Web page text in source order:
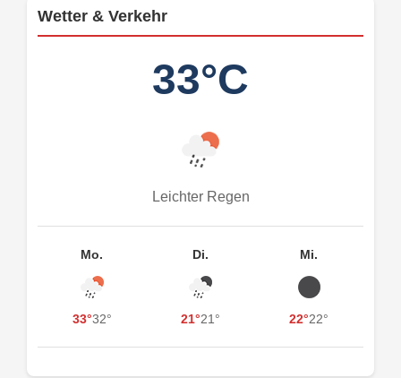
Wetter & Verkehr
33°C
Leichter Regen
Mo.
33°32°
Di.
21°21°
Mi.
22°22°